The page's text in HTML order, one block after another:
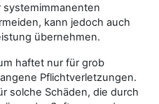
kann jedoch auch
übernehmen.
haftet nur für grob
Pflichtverletzungen.
solche Schäden, die durch